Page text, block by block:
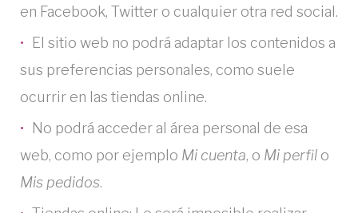
en Facebook, Twitter o cualquier otra red social.
El sitio web no podrá adaptar los contenidos a
sus preferencias personales, como suele
ocurrir en las tiendas online.
No podrá acceder al área personal de esa
web, como por ejemplo Mi cuenta, o Mi perfil o
Mis pedidos.